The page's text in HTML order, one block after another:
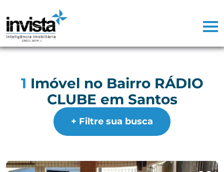
1 Imóvel no Bairro RÁDIO
CLUBE em Santos
+ Filtre sua busca